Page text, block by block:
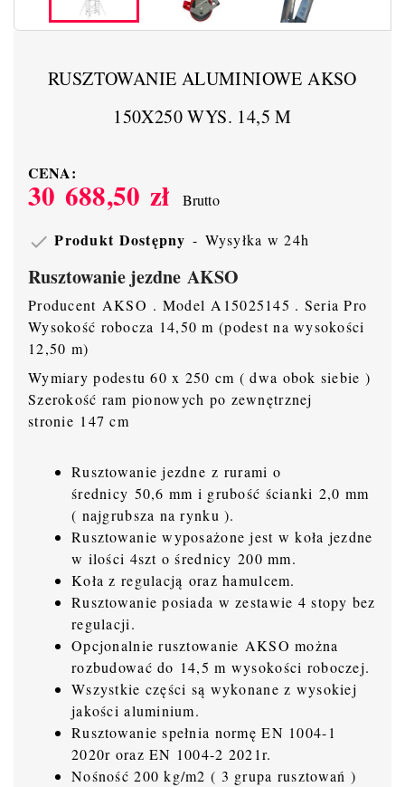
RUSZTOWANIE ALUMINIOWE AKSO
150X250 WYS. 14,5 M
CENA:
30 688,50 zł Brutto
 Produkt Dostępny Wysyłka w 24h
Rusztowanie jezdne AKSO
Producent AKSO . Model A15025145 . Seria Pro
Wysokość robocza 14,50 m (podest na wysokości
12,50 m)
Wymiary podestu 60 x 250 cm ( dwa obok siebie )
Szerokość ram pionowych po zewnętrznej
stronie 147 cm
Rusztowanie jezdne z rurami o
średnicy 50,6 mm i grubość ścianki 2,0 mm
( najgrubsza na rynku ).
Rusztowanie wyposażone jest w koła jezdne
w ilości 4szt o średnicy 200 mm.
Koła z regulacją oraz hamulcem.
Rusztowanie posiada w zestawie 4 stopy bez
regulacji.
Opcjonalnie rusztowanie AKSO można
rozbudować do 14,5 m wysokości roboczej.
Wszystkie części są wykonane z wysokiej
jakości aluminium.
Rusztowanie spełnia normę EN 1004-1
2020r oraz EN 1004-2 2021r.
Nośność 200 kg/m2 ( 3 grupa rusztowań )